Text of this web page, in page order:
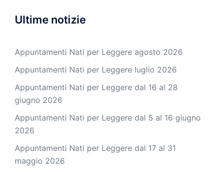
Ultime notizie
Appuntamenti Nati per Leggere agosto 2026
Appuntamenti Nati per Leggere luglio 2026
Appuntamenti Nati per Leggere dal 16 al 28
giugno 2026
Appuntamenti Nati per Leggere dal 5 al 16 giugno
2026
Appuntamenti Nati per Leggere dal 17 al 31
maggio 2026